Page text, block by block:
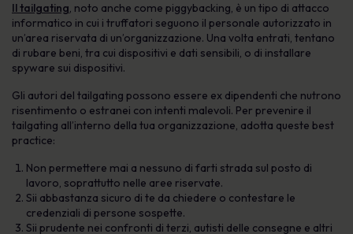
Il tailgating, noto anche come piggybacking, è un tipo di attacco
informatico in cui i truffatori seguono il personale autorizzato in
un’area riservata di un’organizzazione. Una volta entrati, tentano
di rubare beni, tra cui dispositivi e dati sensibili, o di installare
spyware sui dispositivi.
Gli autori del tailgating possono essere ex dipendenti che nutrono
risentimento o estranei con intenti malevoli. Per prevenire il
tailgating all’interno della tua organizzazione, adotta queste best
practice:
Non permettere mai a nessuno di farti strada sul posto di
lavoro, soprattutto nelle aree riservate.
Sii abbastanza sicuro di te da chiedere o contestare le
credenziali di persone sospette.
Sii prudente nei confronti di terzi, autisti delle consegne e altri